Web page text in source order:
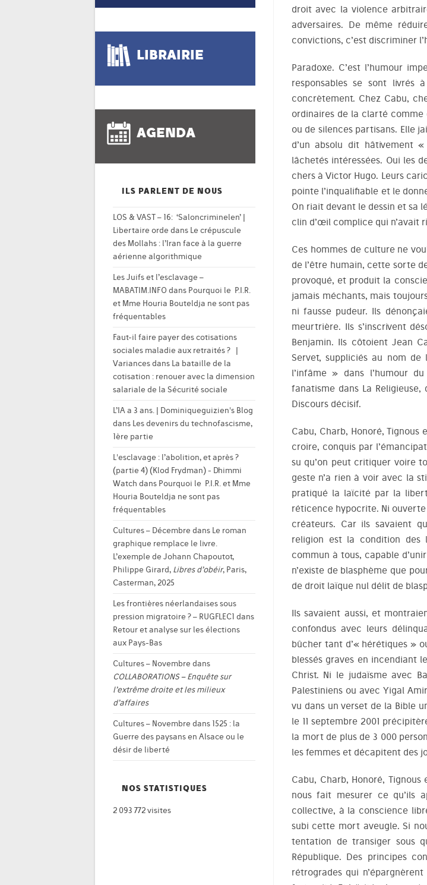
droit avec la violence
adversaires. De même
convictions, c’est discriminer
Paradoxe. C’est l’humour
responsables se sont livrés
concrètement. Chez Cabu,
ordinaires de la clarté comme
ou de silences partisans. Elle
d’un absolu dit hâtivement
lâchetés intéressées. Oui les
chers à Victor Hugo. Leurs
pointe l’inqualifiable et le
On riait devant le dessin et sa
clin d’œil complice qui n’avait
Ces hommes de culture ne
de l’être humain, cette sorte
provoqué, et produit la
jamais méchants, mais
ni fausse pudeur. Ils
meurtrière. Ils s’inscrivent
Benjamin. Ils côtoient Jean
Servet, suppliciés au nom
l’infâme » dans l’humour
fanatisme dans La
Discours décisif.
Cabu, Charb, Honoré,
croire, conquis par
su qu’on peut critiquer voire
geste n’a rien à voir avec la
pratiqué la laïcité par la
réticence hypocrite. Ni
créateurs. Car ils savaient
religion est la condition des
commun à tous, capable
n’existe de blasphème que
de droit laïque nul délit de
Ils savaient aussi, et
confondus avec leurs
bûcher tant d’« hérétiques »
blessés graves en incendiant
Christ. Ni le judaïsme avec
Palestiniens ou avec Yigal
vu dans un verset de la Bible
le 11 septembre 2001
la mort de plus de 3 000
les femmes et décapitent des
Cabu, Charb, Honoré,
nous fait mesurer ce qu’ils
collective, à la conscience
subi cette mort aveugle. Si
tentation de transiger sous
République. Des principes
rétrogrades qui
LIBRAIRIE
AGENDA
ILS PARLENT DE NOUS
LOS & VAST – 16: ‘Saloncriminelen’ |
Libertaire orde dans Le crépuscule
des Mollahs : l’Iran face à la guerre
aérienne algorithmique
Les Juifs et l’esclavage –
MABATIM.INFO dans Pourquoi le P.I.R.
et Mme Houria Bouteldja ne sont pas
fréquentables
Faut-il faire payer des cotisations
sociales maladie aux retraités ? |
Variancesdans La bataille de la
cotisation : renouer avec la dimension
salariale de la Sécurité sociale
L’IA a 3 ans. | Dominiqueguizien's Blog
dans Les devenirs du technofascisme,
1ère partie
L'esclavage : l’abolition, et après ?
(partie 4) (Klod Frydman) - Dhimmi
Watch dans Pourquoi le P.I.R. et Mme
Houria Bouteldja ne sont pas
fréquentables
Cultures – Décembre dans Le roman
graphique remplace le livre.
L’exemple de Johann Chapoutot,
Philippe Girard, Libres d’obéir, Paris,
Casterman, 2025
Les frontières néerlandaises sous
pression migratoire ? – RUGFLEC1 dans
Retour et analyse sur les élections
aux Pays-Bas
Cultures – Novembre dans
COLLABORATIONS – Enquête sur
l’extrême droite et les milieux
d’affaires
Cultures – Novembre dans 1525 : la
Guerre des paysans en Alsace ou le
désir de liberté
NOS STATISTIQUES
2 093 772 visites